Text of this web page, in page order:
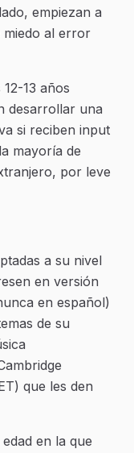
empiezan a
al error
13 años
desarrollar una
si reciben input
mayoría de
por leve
a su nivel
en versión
en español)
de su
que les den
en la que